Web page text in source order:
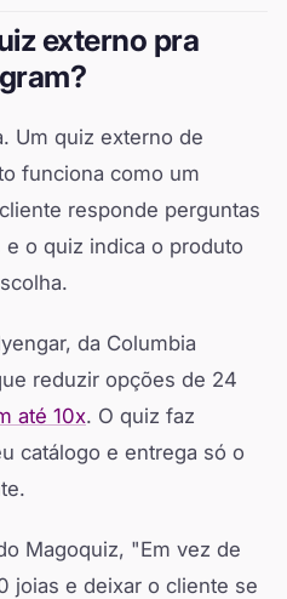
externo pra
Um quiz externo de
funciona como um
responde perguntas
o quiz indica o produto
da Columbia
reduzir opções de 24
até 10x. O quiz faz
catálogo e entrega só o
Magoquiz, "Em vez de
joias e deixar o cliente se